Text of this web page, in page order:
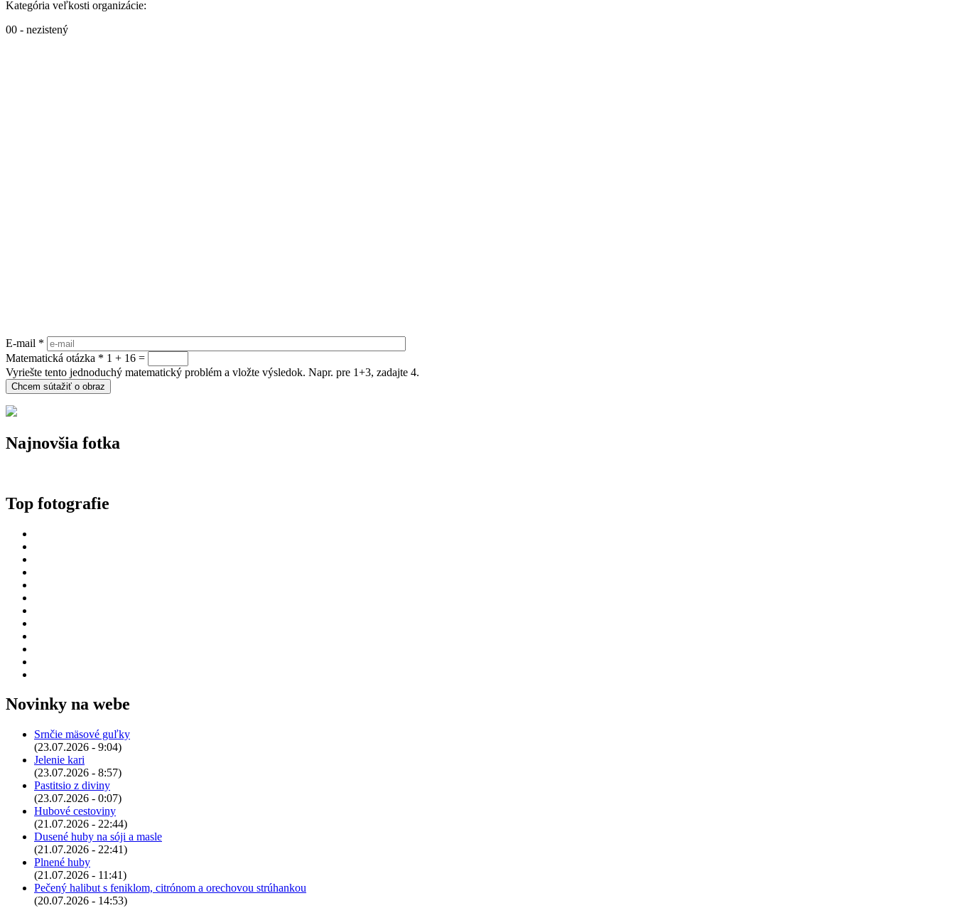
Kategória veľkosti organizácie:
00 - nezistený
E-mail *
Matematická otázka * 1 + 16 =
Vyriešte tento jednoduchý matematický problém a vložte výsledok. Napr. pre 1+3, zadajte 4.
Najnovšia fotka
Top fotografie
Novinky na webe
Srnčie mäsové guľky
(23.07.2026 - 9:04)
Jelenie kari
(23.07.2026 - 8:57)
Pastitsio z diviny
(23.07.2026 - 0:07)
Hubové cestoviny
(21.07.2026 - 22:44)
Dusené huby na sóji a masle
(21.07.2026 - 22:41)
Plnené huby
(21.07.2026 - 11:41)
Pečený halibut s feniklom, citrónom a orechovou strúhankou
(20.07.2026 - 14:53)